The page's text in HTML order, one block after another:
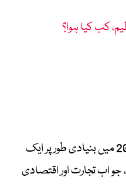
کب کیا ہوا؟
شنگھائی تعاون تنظیم کا آغاز 2001 میں بنیادی طور پر ایک
جو اب تجارت اور اقتصادی